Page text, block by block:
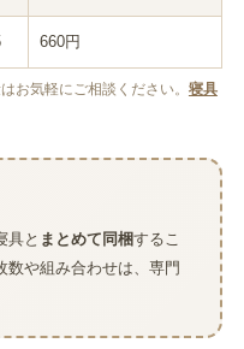
660円
お気軽にご相談ください。 寝具
具と まとめて同梱するこ
数や組み合わせは、専門